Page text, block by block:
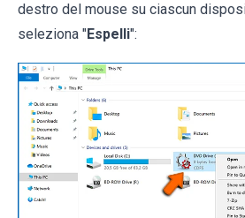
destro del mouse su ciascun
seleziona "Espelli":